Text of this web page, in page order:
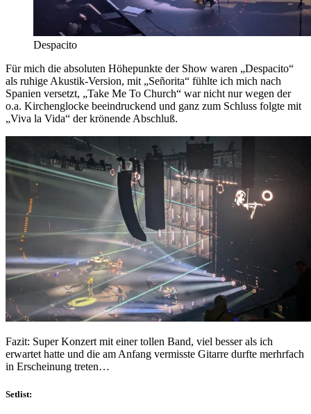
Despacito
Für mich die absoluten Höhepunkte der Show waren „Despacito“
als ruhige Akustik-Version, mit „Señorita“ fühlte ich mich nach
Spanien versetzt, „Take Me To Church“ war nicht nur wegen der
o.a. Kirchenglocke beeindruckend und ganz zum Schluss folgte mit
„Viva la Vida“ der krönende Abschluß.
Fazit: Super Konzert mit einer tollen Band, viel besser als ich
erwartet hatte und die am Anfang vermisste Gitarre durfte merhrfach
in Erscheinung treten…
Setlist: